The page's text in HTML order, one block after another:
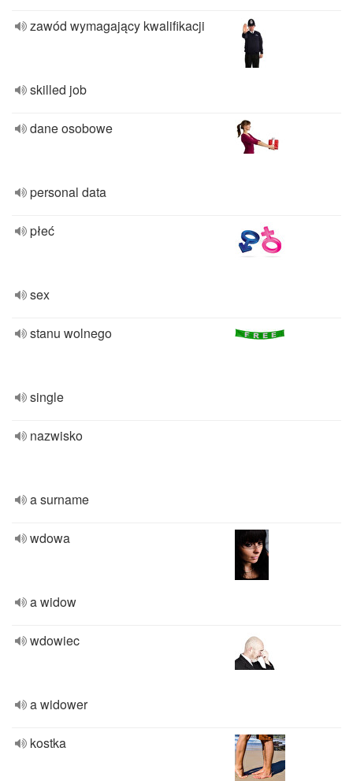
zawód wymagający kwalifikacji
skilled job
dane osobowe
personal data
płeć
sex
stanu wolnego
single
nazwisko
a surname
wdowa
a widow
wdowiec
a widower
kostka